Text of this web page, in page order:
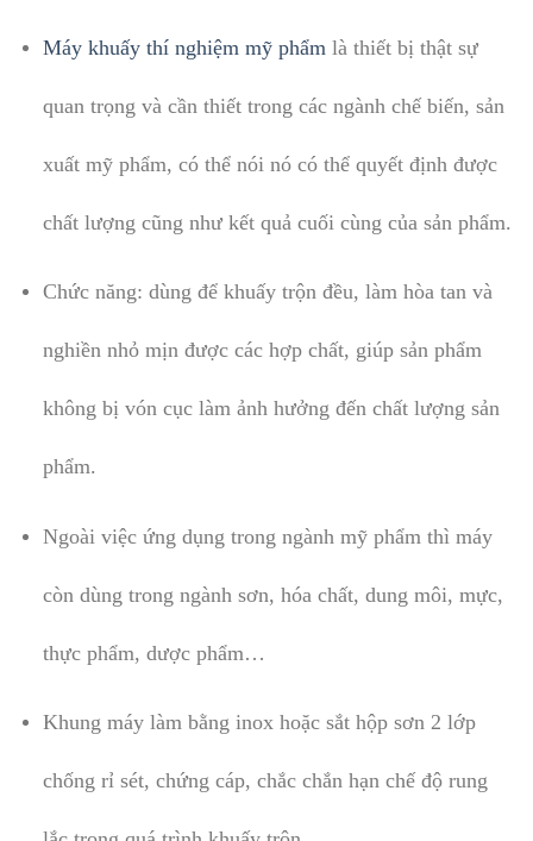
Máy khuấy thí nghiệm mỹ phẩm là thiết bị thật sự
quan trọng và cần thiết trong các ngành chế biến, sản
xuất mỹ phẩm, có thể nói nó có thể quyết định được
chất lượng cũng như kết quả cuối cùng của sản phẩm.
Chức năng: dùng để khuấy trộn đều, làm hòa tan và
nghiền nhỏ mịn được các hợp chất, giúp sản phẩm
không bị vón cục làm ảnh hưởng đến chất lượng sản
phẩm.
Ngoài việc ứng dụng trong ngành mỹ phẩm thì máy
còn dùng trong ngành sơn, hóa chất, dung môi, mực,
thực phẩm, dược phẩm…
Khung máy làm bằng inox hoặc sắt hộp sơn 2 lớp
chống rỉ sét, chứng cáp, chắc chắn hạn chế độ rung